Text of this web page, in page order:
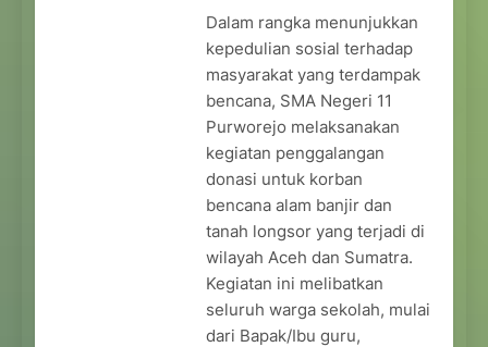
Dalam rangka menunjukkan
kepedulian sosial terhadap
masyarakat yang terdampak
bencana, SMA Negeri 11
Purworejo melaksanakan
kegiatan penggalangan
donasi untuk korban
bencana alam banjir dan
tanah longsor yang terjadi di
wilayah Aceh dan Sumatra.
Kegiatan ini melibatkan
seluruh warga sekolah, mulai
dari Bapak/Ibu guru,